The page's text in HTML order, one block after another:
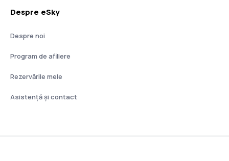
Despre eSky
Despre noi
Program de afiliere
Rezervările mele
Asistenţă şi contact